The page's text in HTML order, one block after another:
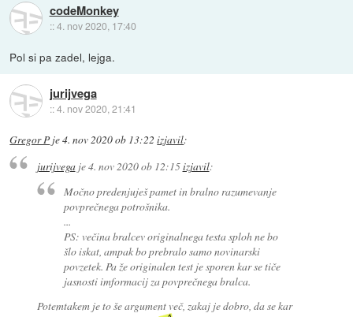
codeMonkey
::4. nov 2020, 17:40
Pol si pa zadel, lejga.
jurijvega
::4. nov 2020, 21:41
Gregor P je4. nov 2020 ob 13:22 izjavil:
jurijvegaje4. nov 2020 ob 12:15izjavil:
Močno predenjuješ pamet in bralno razumevanje
povprečnega potrošnika.
...
PS: večina bralcev originalnega testa sploh ne bo
šlo iskat, ampak bo prebralo samo novinarski
povzetek. Pa že originalen test je sporen kar se tiče
jasnosti imformacij za povprečnega bralca.
Potemtakem je to še argument več, zakaj je dobro, da se kar